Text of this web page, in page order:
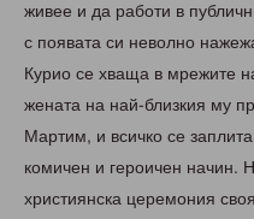
живее и да работи в
с появата си неволно
Курио се хваща в мрежите
жената на най-близкия му
Мартим, и всичко се
комичен и героичен начин.
християнска церемония